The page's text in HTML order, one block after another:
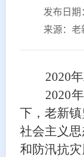
发布日
来源：老
2020
2020年
下，老新镇
社会主义
和防汛抗